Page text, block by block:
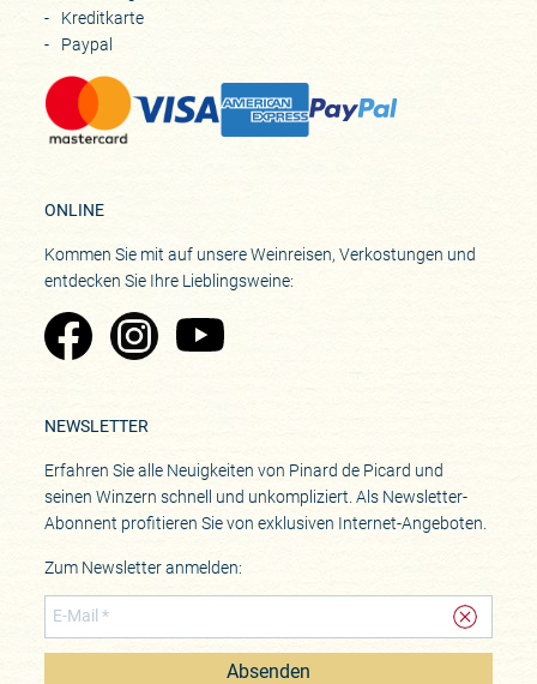
Kreditkarte
Paypal
ONLINE
Kommen Sie mit auf unsere Weinreisen, Verkostungen und
entdecken Sie Ihre Lieblingsweine:
Zu Pinard's Facebook-Seite
Zu Pinard's Instagram-Seite
Zu Pinard's YouTube-Seite
NEWSLETTER
Erfahren Sie alle Neuigkeiten von Pinard de Picard und
seinen Winzern schnell und unkompliziert. Als Newsletter-
Abonnent profitieren Sie von exklusiven Internet-Angeboten.
Zum Newsletter anmelden:
Absenden